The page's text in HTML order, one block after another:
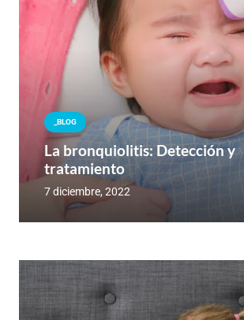
_BLOG
La bronquiolitis: Detección y
tratamiento
7 diciembre, 2022